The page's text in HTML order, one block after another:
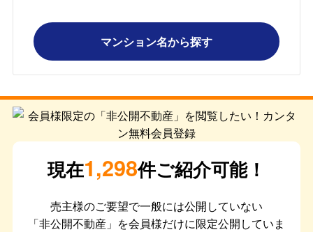
マンション名から探す
現在1,298件ご紹介可能！
売主様のご要望で一般には公開していない
「非公開不動産」を会員様だけに限定公開していま